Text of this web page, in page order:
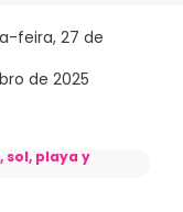
feira, 27 de
de 2025
sol, playa y